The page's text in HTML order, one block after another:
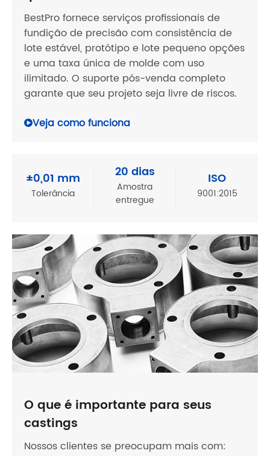
BestPro fornece serviços profissionais de
fundição de precisão com consistência de
lote estável, protótipo e lote pequeno opções
e uma taxa única de molde com uso
ilimitado. O suporte pós-venda completo
garante que seu projeto seja livre de riscos.
Veja como funciona
±0,01 mm
Tolerância
20 dias
Amostra
entregue
ISO
9001:2015
O que é importante para seus
castings
Nossos clientes se preocupam mais com: